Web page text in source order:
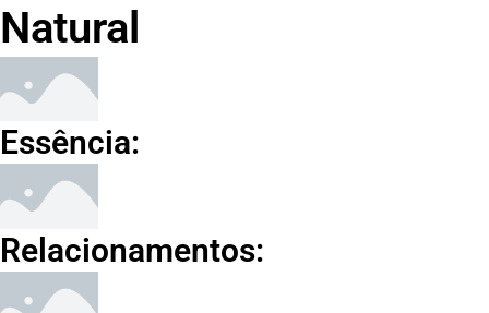
Natural
Essência:
Relacionamentos: